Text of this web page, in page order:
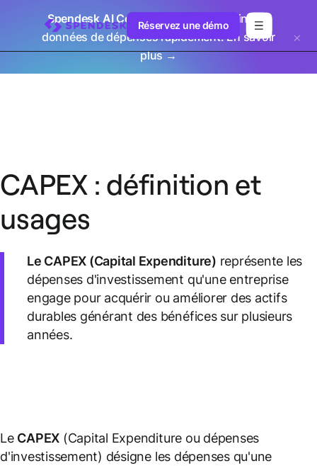
Spendesk AI Connect
: exploitez enfin vos
données de dépenses rapidement.En savoir
plus →
Réservez une démo
CAPEX : définition et
usages
Le CAPEX (Capital Expenditure) représente les
dépenses d'investissement qu'une entreprise
engage pour acquérir ou améliorer des actifs
durables générant des bénéfices sur plusieurs
années.
Le CAPEX (Capital Expenditure ou dépenses
d'investissement) désigne les dépenses qu'une